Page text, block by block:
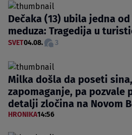
Dečaka (13) ubila jedna
meduza: Tragedija u
SVET04.08. 3
Milka došla da poseti
zapomaganje, pa pozvale
detalji zločina na Novom
HRONIKA14:56